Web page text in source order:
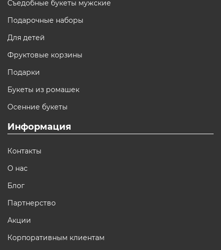
Съедобные букеты мужские
Подарочные наборы
Для детей
Фруктовые корзины
Подарки
Букеты из ромашек
Осенние букеты
Информация
Контакты
О нас
Блог
Партнерство
Акции
Корпоративным клиентам